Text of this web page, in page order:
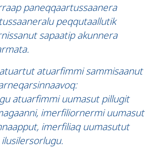
paneqqaartussaanera
peqqutaallutik
sapaatip akunnera
atuarfimmi sammisaanut
atuarfimmi uumasut pillugit
imerfiliornermi uumasut
imerfiliaq uumasutut